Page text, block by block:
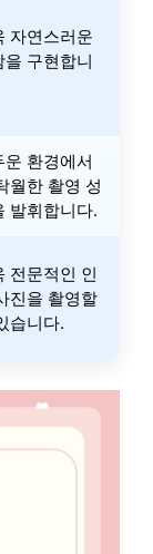
자연스러운
을 구현합니
운 환경에서
월한 촬영 성
발휘합니다.
전문적인 인
진을 촬영할
습니다.